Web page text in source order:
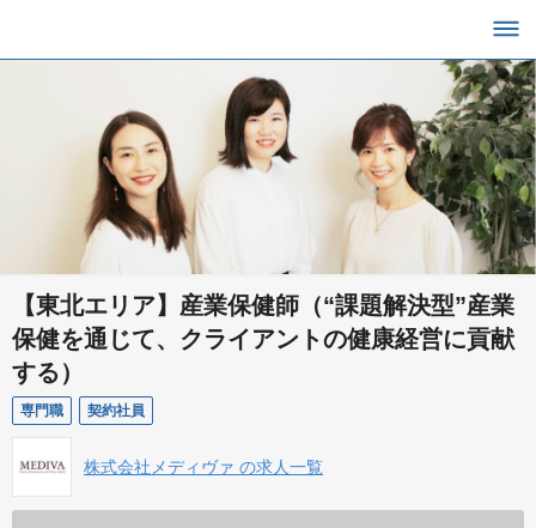
【東北エリア】産業保健師（“課題解決型”産業
保健を通じて、クライアントの健康経営に貢献
する）
専門職 契約社員
株式会社メディヴァ の求人一覧